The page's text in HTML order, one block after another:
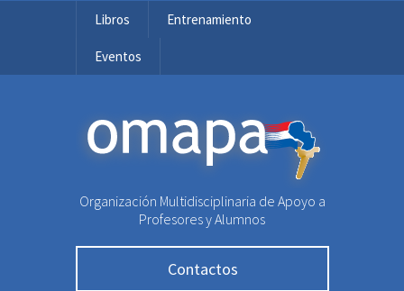
Libros Entrenamiento
Eventos
OMAPA
Organización Multidisciplinaria de Apoyo a
Profesores y Alumnos
Contactos
Se presentó el Curso
de Actualización